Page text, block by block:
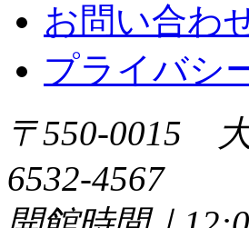
お問い合わ
プライバシ
〒550-0015
6532-4567